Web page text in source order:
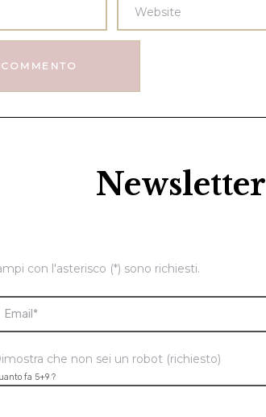
Newsletter
con l'asterisco (*) sono richiesti.
che non sei un robot (richiesto)
fa 5+9 ?